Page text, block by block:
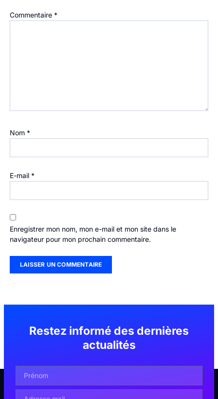
Commentaire *
Nom *
E-mail *
Enregistrer mon nom, mon e-mail et mon site dans le
navigateur pour mon prochain commentaire.
Restez informé des dernières
actualités